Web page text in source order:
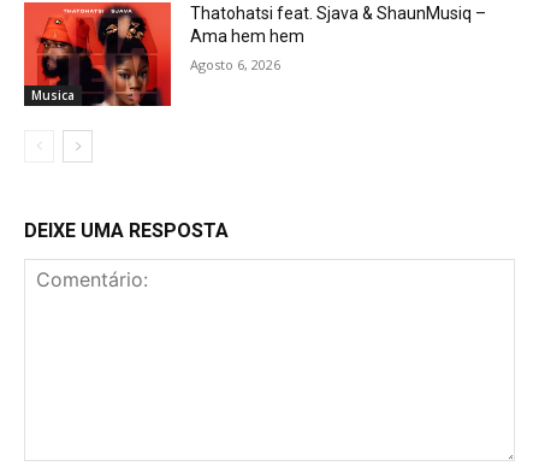
Musica
Thatohatsi feat. Sjava & ShaunMusiq –
Ama hem hem
Agosto 6, 2026
DEIXE UMA RESPOSTA